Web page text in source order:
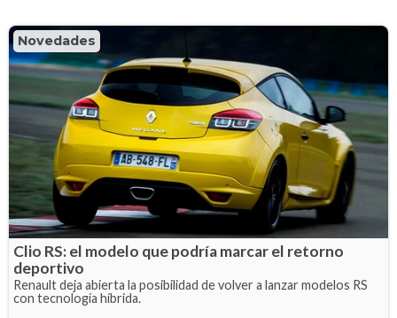
Novedades
Clio RS: el modelo que podría marcar el retorno
deportivo
Renault deja abierta la posibilidad de volver a lanzar modelos RS
con tecnología híbrida.